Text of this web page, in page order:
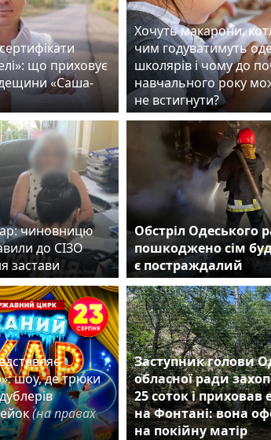
що приховує
«Саша-
Хочуть макарони,
чим годуватимуть
школярів і чому до
навчального року
не встигнути?
чиновницю
до СІЗО
застави
Обстріл Одеського
пошкоджено сім
є постраждалий
шоу, де трюки
(на правах
Заступник голови
обласної ради
25 соток і приховав
на Фонтані: вона
на покійну матір